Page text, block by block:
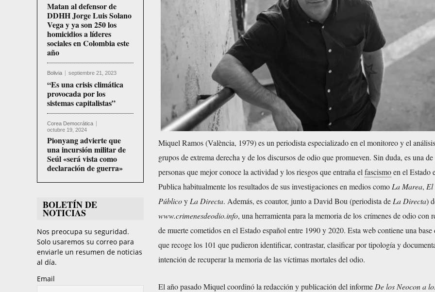
Matan al defensor de
DDHH Jorge Luis Solano
Vega y ya son 250 los
homicidios a líderes
sociales en Colombia este
año
Bolivia septiembre 21, 2023
“Es una crisis climática
provocada por los
sistemas capitalistas”
Corea Democrática
octubre 19, 2024
Pionyang advierte que
una incursión militar de
Seúl «será vista como
declaración de guerra»
BOLETÍN DE
NOTICIAS
Nos preocupa su seguridad.
Solo usaremos su correo para
enviarle un resumen de noticias
al día.
Email
Miquel Ramos(València, 1979) es un periodista especializado en el monitoreo y el
grupos de extrema derecha y de los discursos de odio que promueven. Sin duda, es una de
personas que mejor conoce la actividad y los riesgos que entraña el fascismoen el Estado
Publica habitualmente los resultados de sus investigaciones en medios como La Marea, El
Públicoy La Directa. Además, es coautor, junto a David Bou (periodista de La Directa)
www.crimenesdeodio.info, una herramienta para la memoria de los crímenes de odio con
de muerte cometidos en el Estado español entre 1990 y 2020. Esta web contiene una base
que recoge los 101 que pudieron identificar, contrastar, clasificar por tipología y
intención de recuperar la memoria de las víctimas mortales del odio.
El año pasado Miquel coordinó la redacción y publicación del informe De los Neocon a